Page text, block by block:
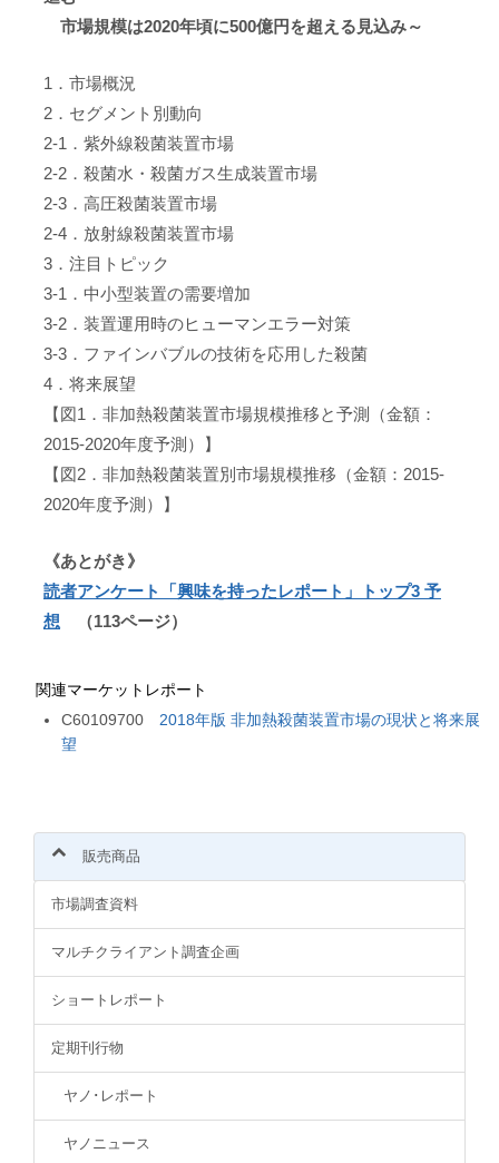
市場規模は2020年頃に500億円を超える見込み～
1．市場概況
2．セグメント別動向
2-1．紫外線殺菌装置市場
2-2．殺菌水・殺菌ガス生成装置市場
2-3．高圧殺菌装置市場
2-4．放射線殺菌装置市場
3．注目トピック
3-1．中小型装置の需要増加
3-2．装置運用時のヒューマンエラー対策
3-3．ファインバブルの技術を応用した殺菌
4．将来展望
【図1．非加熱殺菌装置市場規模推移と予測（金額：
2015-2020年度予測）】
【図2．非加熱殺菌装置別市場規模推移（金額：2015-
2020年度予測）】
《あとがき》
読者アンケート「興味を持ったレポート」トップ3 予
想 （113ページ）
関連マーケットレポート
C60109700 2018年版 非加熱殺菌装置市場の現状と将来展
望
販売商品
市場調査資料
マルチクライアント調査企画
ショートレポート
定期刊行物
ヤノ･レポート
ヤノニュース